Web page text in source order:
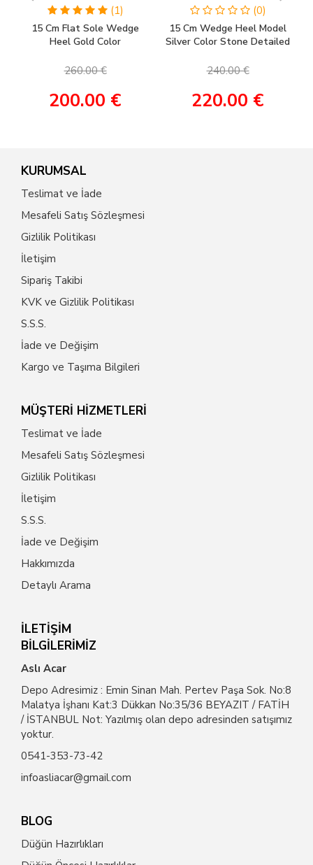
(1)
15 Cm Flat Sole Wedge
Heel Gold Color
Shoes, Wedding Shoes
260.00 €
200.00 €
(0)
15 Cm Wedge Heel Model
Silver Color Stone Detailed
Engagement Shoes
240.00 €
220.00 €
KURUMSAL
Teslimat ve İade
Mesafeli Satış Sözleşmesi
Gizlilik Politikası
İletişim
Sipariş Takibi
KVK ve Gizlilik Politikası
S.S.S.
İade ve Değişim
Kargo ve Taşıma Bilgileri
MÜŞTERİ HİZMETLERİ
Teslimat ve İade
Mesafeli Satış Sözleşmesi
Gizlilik Politikası
İletişim
S.S.S.
İade ve Değişim
Hakkımızda
Detaylı Arama
İLETİŞİM
BİLGİLERİMİZ
Aslı Acar
Depo Adresimiz : Emin Sinan Mah. Pertev Paşa Sok. No:8
Malatya İşhanı Kat:3 Dükkan No:35/36 BEYAZIT / FATİH
/ İSTANBUL Not: Yazılmış olan depo adresinden satışımız
yoktur.
0541-353-73-42
infoasliacar@gmail.com
BLOG
Düğün Hazırlıkları